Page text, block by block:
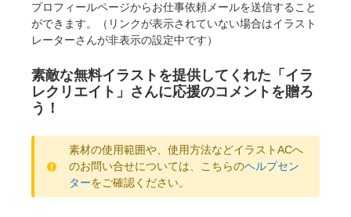
プロフィールページからお仕事依頼メールを送信すること
ができます。（リンクが表示されていない場合はイラスト
レーターさんが非表示の設定中です）
素敵な無料イラストを提供してくれた「イラ
レクリエイト」さんに応援のコメントを贈ろ
う！
素材の使用範囲や、使用方法などイラストACへ
のお問い合せについては、こちらのヘルプセン
ターをご確認ください。